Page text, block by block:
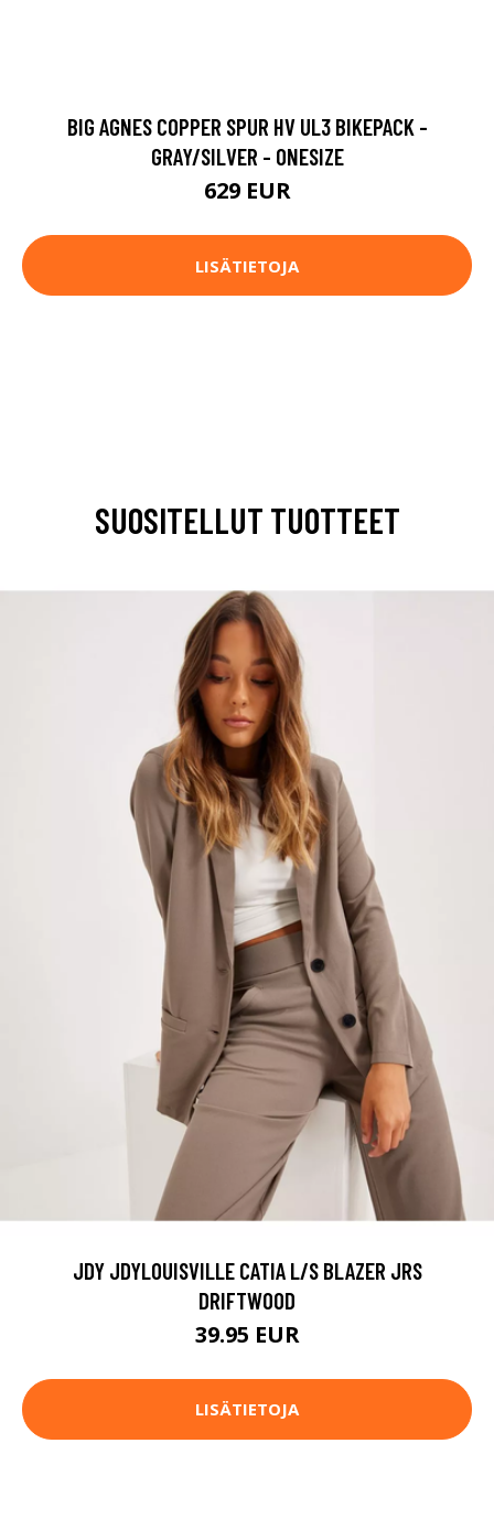
BIG AGNES COPPER SPUR HV UL3 BIKEPACK -
GRAY/SILVER - ONESIZE
629 EUR
LISÄTIETOJA
SUOSITELLUT TUOTTEET
JDY JDYLOUISVILLE CATIA L/S BLAZER JRS
DRIFTWOOD
39.95 EUR
LISÄTIETOJA